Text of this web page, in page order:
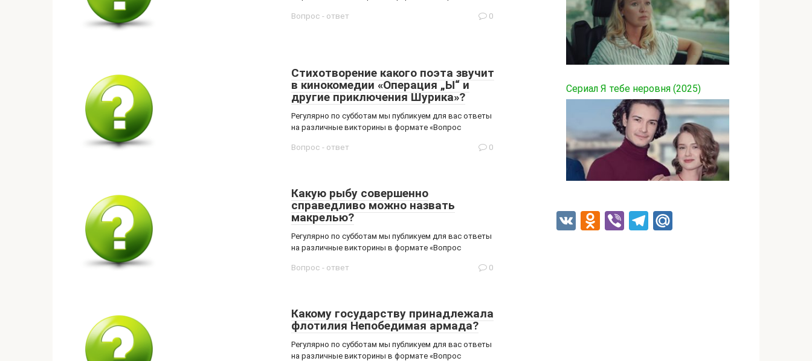
Вопрос - ответ 0
Стихотворение какого поэта звучит
в кинокомедии «Операция „Ы“ и
другие приключения Шурика»?
Регулярно по субботам мы публикуем для вас ответы
на различные викторины в формате «Вопрос
Вопрос - ответ 0
Какую рыбу совершенно
справедливо можно назвать
макрелью?
Регулярно по субботам мы публикуем для вас ответы
на различные викторины в формате «Вопрос
Вопрос - ответ 0
Какому государству принадлежала
флотилия Непобедимая армада?
Регулярно по субботам мы публикуем для вас ответы
на различные викторины в формате «Вопрос
Сериал Я тебе неровня (2025)
VK Odnoklassniki
ViberTelegram